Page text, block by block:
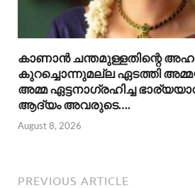
കാണാൻ ചന്തമുള്ളതിന്റെ
കുറച്ചൊന്നുമല്ല ഏടത്തി
അമ്മ ഏട്ടനാഗ്രഹിച്ച
ആദ്യം അവരുടെ….
August 8, 2026
PREVIOUS ARTICLE